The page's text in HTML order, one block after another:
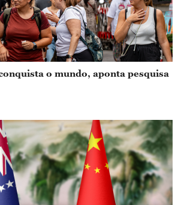
o mundo, aponta pesquisa